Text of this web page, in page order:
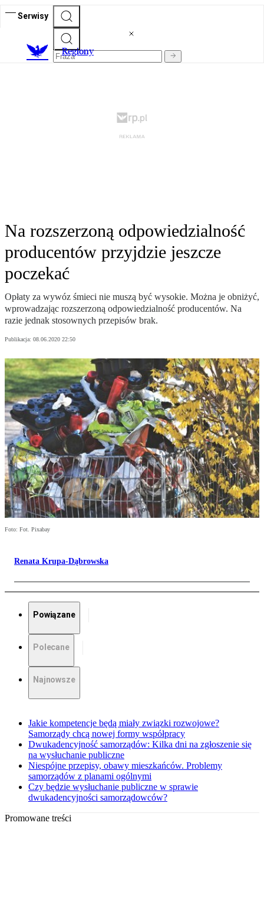
Serwisy
Regiony
Na rozszerzoną odpowiedzialność
producentów przyjdzie jeszcze
poczekać
Opłaty za wywóz śmieci nie muszą być wysokie. Można je obniżyć,
wprowadzając rozszerzoną odpowiedzialność producentów. Na
razie jednak stosownych przepisów brak.
Publikacja: 08.06.2020 22:50
Foto: Fot. Pixabay
Renata Krupa-Dąbrowska
Powiązane
Polecane
Najnowsze
Jakie kompetencje będą miały związki rozwojowe?
Samorządy chcą nowej formy współpracy
Dwukadencyjność samorządów: Kilka dni na zgłoszenie się
na wysłuchanie publiczne
Niespójne przepisy, obawy mieszkańców. Problemy
samorządów z planami ogólnymi
Czy będzie wysłuchanie publiczne w sprawie
dwukadencyjności samorządowców?
Promowane treści